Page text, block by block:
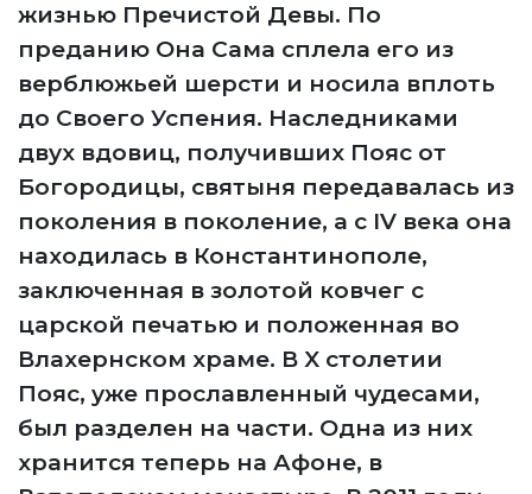
жизнью Пречистой Девы. По
преданию Она Сама сплела его из
верблюжьей шерсти и носила вплоть
до Своего Успения. Наследниками
двух вдовиц, получивших Пояс от
Богородицы, святыня передавалась из
поколения в поколение, а с IV века она
находилась в Константинополе,
заключенная в золотой ковчег с
царской печатью и положенная во
Влахернском храме. В X столетии
Пояс, уже прославленный чудесами,
был разделен на части. Одна из них
хранится теперь на Афоне, в